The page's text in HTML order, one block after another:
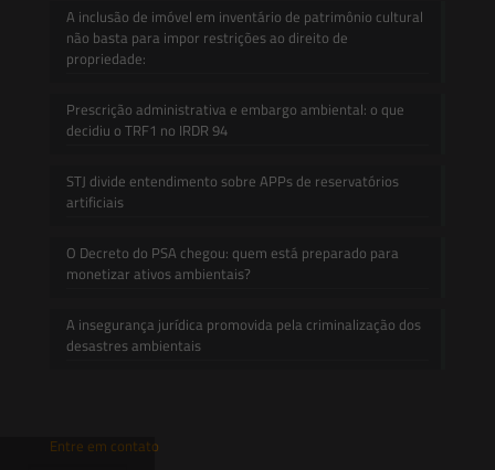
A inclusão de imóvel em inventário de patrimônio cultural
não basta para impor restrições ao direito de
propriedade:
Prescrição administrativa e embargo ambiental: o que
decidiu o TRF1 no IRDR 94
STJ divide entendimento sobre APPs de reservatórios
artificiais
O Decreto do PSA chegou: quem está preparado para
monetizar ativos ambientais?
A insegurança jurídica promovida pela criminalização dos
desastres ambientais
Entre em contato